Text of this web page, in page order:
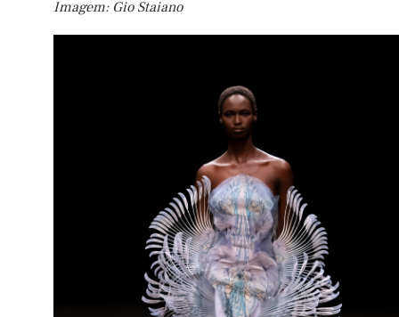
Imagem: Gio Staiano